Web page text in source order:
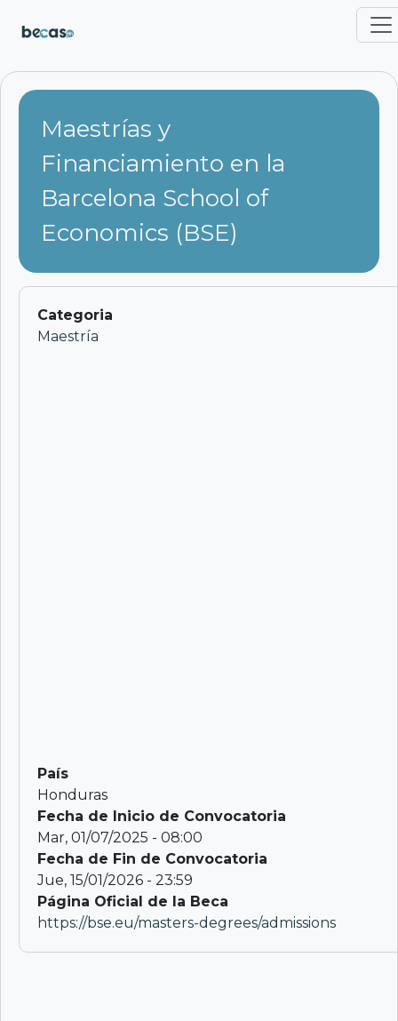
Pasar al contenido principal
Maestrías y
Financiamiento en la
Barcelona School of
Economics (BSE)
Categoria
Maestría
País
Honduras
Fecha de Inicio de Convocatoria
Mar, 01/07/2025 - 08:00
Fecha de Fin de Convocatoria
Jue, 15/01/2026 - 23:59
Página Oficial de la Beca
https://bse.eu/masters-degrees/admissions